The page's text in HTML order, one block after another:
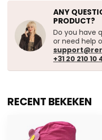
ANY
PRODUCT?
Do you have
or need help
+31 20 210 10
RECENT BEKEKEN